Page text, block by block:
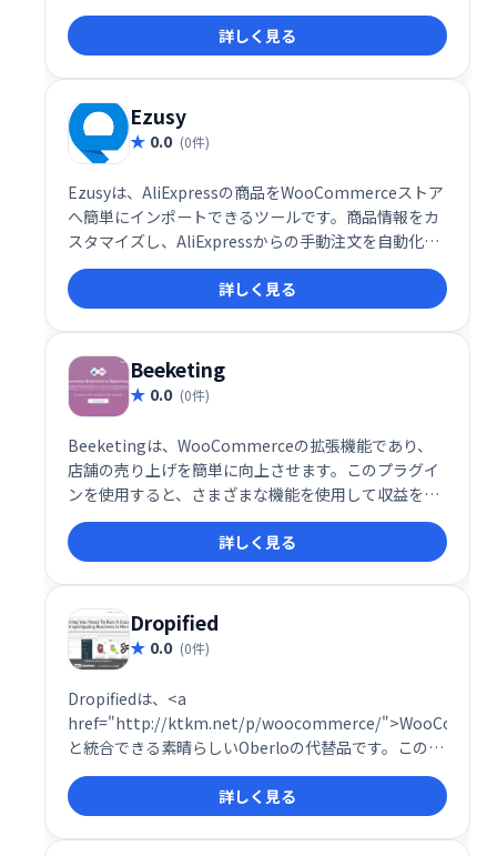
化を実現し、スムーズな運営をサポートします。複雑
な作業を簡素化し、ビジネスの成長を加速させます。
詳しく見る
Ezusy
0.0 (0件)
Ezusyは、AliExpressの商品をWooCommerceストア
へ簡単にインポートできるツールです。商品情報をカ
スタマイズし、AliExpressからの手動注文を自動化す
ることで、効率的なストア運営を実現します。
WordPressベースのWooCommerceストアをお持ち
の方にとって、最適な選択肢です。時間と労力を節約
し、売上拡大に繋がるスムーズな業務フローを提供し
ます。
詳しく見る
Beeketing
0.0 (0件)
Beeketingは、WooCommerceの拡張機能であり、
店舗の売り上げを簡単に向上させます。このプラグイ
ンを使用すると、さまざまな機能を使用して収益を増
やすことができます。Facebookチャットオプショ
ン、カウントダウンカートが付属し、割引のためのク
ーポンコードを追加して、購入者に製品を購入するよ
うに促します。
詳しく見る
Dropified
0.0 (0件)
Dropifiedは、<a
href="http://ktkm.net/p/woocommerce/
と統合できる素晴らしいOberloの代替品です。このプ
ラグインは非常に強力なプラグインであり、ドロップ
シッピングビジネスを成功させるための最も高度な機
能がいくつか付属しています。
詳しく見る